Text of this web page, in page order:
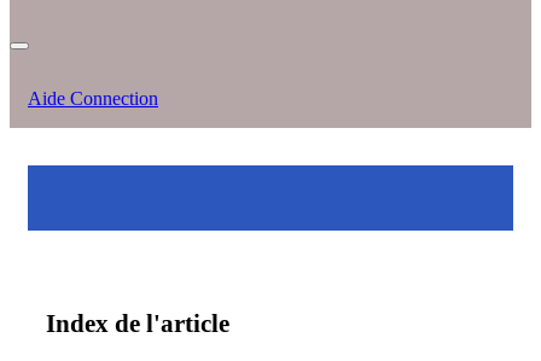
Aide Connection
Index de l'article